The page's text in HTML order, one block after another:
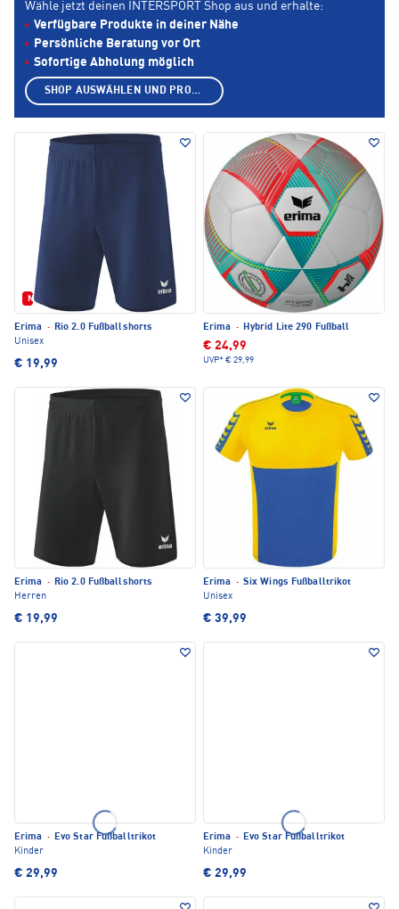
Neu
Erima · Rio 2.0 Fußballshorts
Unisex
€ 19,99
Erima · Hybrid Lite 290 Fußball
€ 24,99
UVP* € 29,99
Erima · Rio 2.0 Fußballshorts
Herren
€ 19,99
Erima · Six Wings Fußballtrikot
Unisex
€ 39,99
Erima · Evo Star Fußballtrikot
Kinder
€ 29,99
Erima · Evo Star Fußballtrikot
Kinder
€ 29,99
Wähle jetzt deinen INTERSPORT Shop aus und erhalte:
Verfügbare Produkte in deiner Nähe
Persönliche Beratung vor Ort
Sofortige Abholung möglich
SHOP AUSWÄHLEN UND PRODUKTE ANZEIGEN